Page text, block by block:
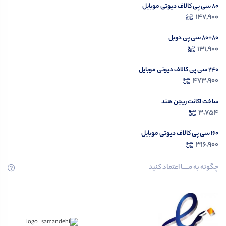
۸۰ سی پی کالاف دیوتی موبایل
147,900
۸۰+۸۰ سی پی دوبل
131,900
۲۴۰ سی پی کالاف دیوتی موبایل
473,900
ساخت اکانت ریجن هند
3,754
۱۶۰ سی پی کالاف دیوتی موبایل
316,900
چگونه به مــــــا اعتماد کنید